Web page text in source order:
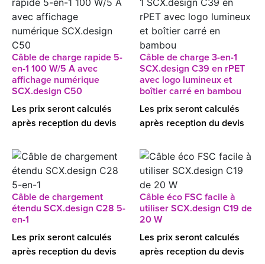
Câble de charge rapide 5-
en-1 100 W/5 A avec
affichage numérique
SCX.design C50
Les prix seront calculés
après reception du devis
Câble de charge 3-en-1
SCX.design C39 en rPET
avec logo lumineux et
boîtier carré en bambou
Les prix seront calculés
après reception du devis
Câble de chargement
étendu SCX.design C28 5-
en-1
Les prix seront calculés
après reception du devis
Câble éco FSC facile à
utiliser SCX.design C19 de
20 W
Les prix seront calculés
après reception du devis